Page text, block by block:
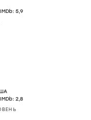
IMDb: 5,9
IMDb: 2,8